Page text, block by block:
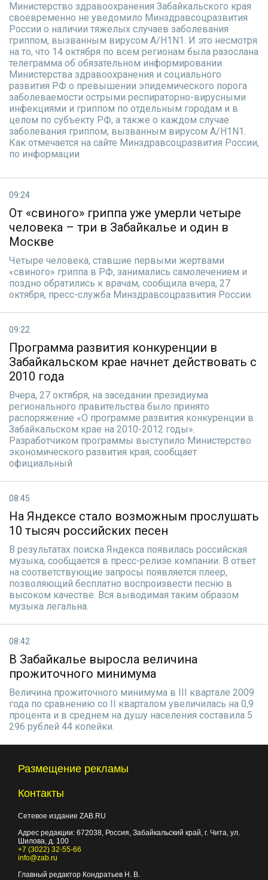
Министерство здравоохранения Забайкальского края
своевременно не уведомило Минздравсоцразвития
России о наличии тяжелых случаев заболевания
гриппом, вызванным вирусом A/H1N1. И это несмотря
на то, что 14 октября по всем регионам была разослана
телеграмма об обязательном информировании
Министерства здравоохранения и социального
развития РФ о превышении эпидемического порога
заболеваемости острыми респираторно-вирусными
инфекциями и гриппом по отдельным городам и в
целом по субъекту РФ, а также о каждом случае
заболевания гриппом, вызванным вирусом A/H1N1.
Как отмечается на сайте Минздравсоцразвития России,
по информации
09:24
От «свиного» гриппа уже умерли четыре
человека – три в Забайкалье и один в
Москве
Четыре человека, ставшие первыми жертвами
«свиного» гриппа в РФ, занимались самолечением и
поздно обратились к врачам, сообщила вчера, 27
октября, пресс-служба Минздравсоцразвития России.
09:22
Программа развития конкуренции в
Забайкальском крае начнет действовать с
2010 года
Вчера, 27 октября, на заседании президиума
регионального правительства было принято
распоряжение «О программе развития конкуренции в
Забайкальском крае на 2010-2012 годы».
Разработчиком программы выступило Министерство
экономического развития края, сообщает
официальный
08:45
На Яндексе стало возможным прослушать
10 тысяч российских песен
В результатах поиска Яндекса появилась российская
музыка, сообщается в пресс-релизе компании. В ответ
на соответствующие запросы появляется плеер,
позволяющий бесплатно воспроизвести песню в
высоком качестве. Вся выводимая таким образом
музыка легальна.
08:42
В Забайкалье выросла величина
прожиточного минимума
Величина прожиточного минимума в III квартале 2009
года по сравнению со II кварталом увеличилась на 0,9
процента и в среднем на душу населения составила 5
296 рублей 44 копейки.
Размещение рекламы
Контакты
Сетевое издание ZAB.RU
Адрес редакции: 672038, Россия, Забайкальский край, г. Чита, ул.
Шилова, д. 100
+7 (3022) 32-55-66
info@zab.ru
Главный редактор Кондратьев Н. В.